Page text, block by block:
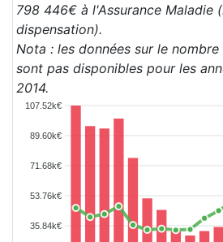
798 446€ à l'Assurance Maladie
dispensation).
Nota : les données sur le
sont pas disponibles pour les
2014.
107.52k€
89.60k€
71.68k€
53.76k€
35.84k€